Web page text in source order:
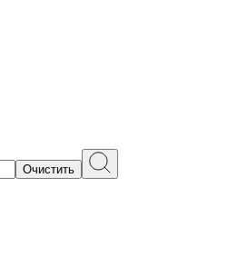
Очистить